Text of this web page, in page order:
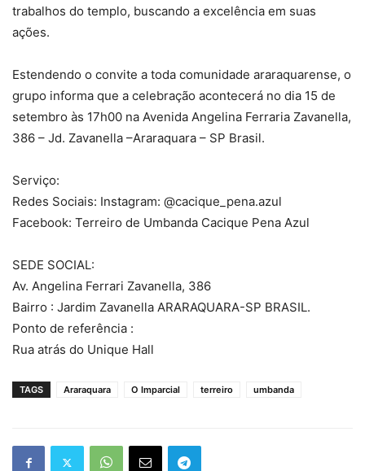
trabalhos do templo, buscando a excelência em suas
ações.
Estendendo o convite a toda comunidade araraquarense, o
grupo informa que a celebração acontecerá no dia 15 de
setembro às 17h00 na Avenida Angelina Ferraria Zavanella,
386 – Jd. Zavanella –Araraquara – SP Brasil.
Serviço:
Redes Sociais: Instagram: @cacique_pena.azul
Facebook: Terreiro de Umbanda Cacique Pena Azul
SEDE SOCIAL:
Av. Angelina Ferrari Zavanella, 386
Bairro : Jardim Zavanella ARARAQUARA-SP BRASIL.
Ponto de referência :
Rua atrás do Unique Hall
TAGS Araraquara O Imparcial terreiro umbanda